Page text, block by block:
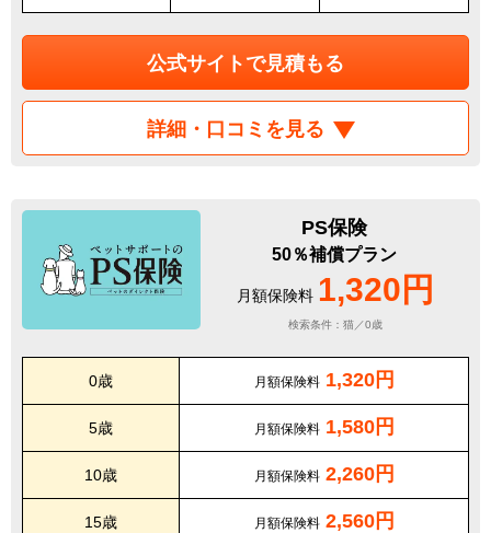
公式サイトで見積もる
詳細・口コミを見る
PS保険
50％補償プラン
月額保険料 1,320円
検索条件：猫／0歳
0歳 月額保険料 1,320円
5歳 月額保険料 1,580円
10歳 月額保険料 2,260円
15歳 月額保険料 2,560円